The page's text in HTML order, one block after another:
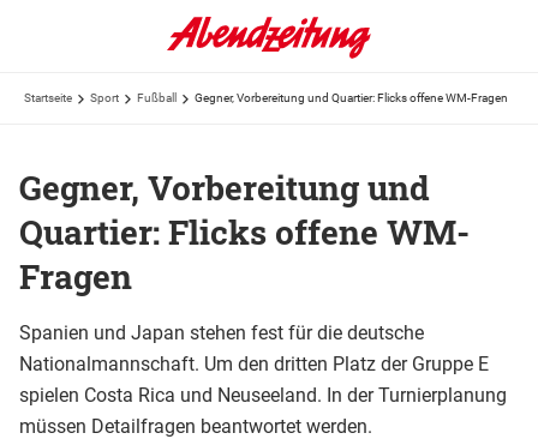
Startseite Sport Fußball Gegner, Vorbereitung und Quartier: Flicks offene WM-Fragen
Gegner, Vorbereitung und
Quartier: Flicks offene WM-
Fragen
Spanien und Japan stehen fest für die deutsche
Nationalmannschaft. Um den dritten Platz der Gruppe E
spielen Costa Rica und Neuseeland. In der Turnierplanung
müssen Detailfragen beantwortet werden.